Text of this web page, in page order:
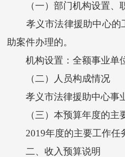
（一）部门机构设置、
孝义市法律援助中心的工
助案件办理的。
机构设置：全额事业单位
（二）人员构成情况
孝义市法律援助中心事业
（三）本预算年度的主
2019年度的主要工作任务
二、收入预算说明